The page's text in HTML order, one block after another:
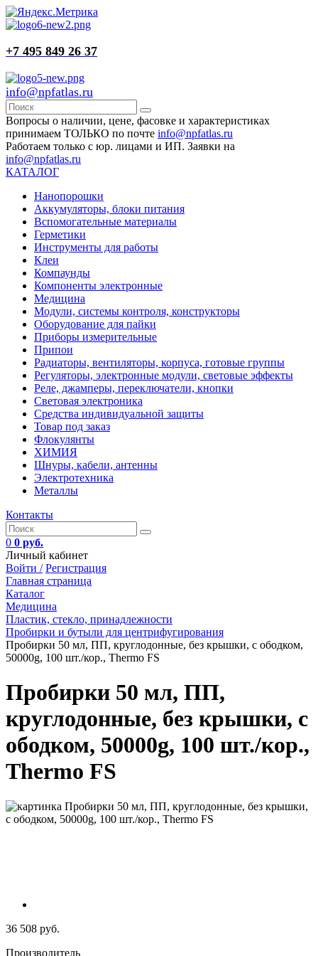
+7 495 849 26 37
info@npfatlas.ru
Вопросы о наличии, цене, фасовке и характеристиках
принимаем ТОЛЬКО по почте info@npfatlas.ru
Работаем только с юр. лицами и ИП. Заявки на
info@npfatlas.ru
КАТАЛОГ
Нанопорошки
Аккумуляторы, блоки питания
Вспомогательные материалы
Герметики
Инструменты для работы
Клеи
Компаунды
Компоненты электронные
Медицина
Модули, системы контроля, конструкторы
Оборудование для пайки
Приборы измерительные
Припои
Радиаторы, вентиляторы, корпуса, готовые группы
Регуляторы, электронные модули, световые эффекты
Реле, джамперы, переключатели, кнопки
Световая электроника
Средства индивидуальной защиты
Товар под заказ
Флокулянты
ХИМИЯ
Шнуры, кабели, антенны
Электротехника
Металлы
Контакты
0 0 руб.
Личный кабинет
Войти / Регистрация
Главная страница
Каталог
Медицина
Пластик, стекло, принадлежности
Пробирки и бутыли для центрифугирования
Пробирки 50 мл, ПП, круглодонные, без крышки, с ободком,
50000g, 100 шт./кор., Thermo FS
Пробирки 50 мл, ПП,
круглодонные, без крышки, с
ободком, 50000g, 100 шт./кор.,
Thermo FS
36 508 руб.
Производитель